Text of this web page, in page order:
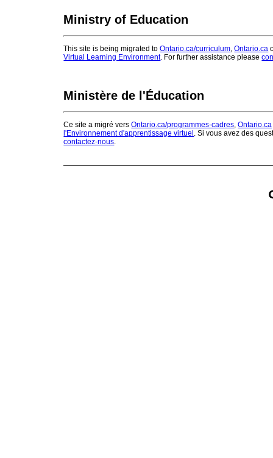
Ministry of Education
This site is being migrated toOntario.ca/curriculum ,Ontario.ca
Virtual Learning Environment. For further assistance please
Ministère de l'Éducation
Ce site a migré versOntario.ca/programmes-cadres ,Ontario.ca
l'Environnement d'apprentissage virtuel . Si vous avez des
contactez-nous